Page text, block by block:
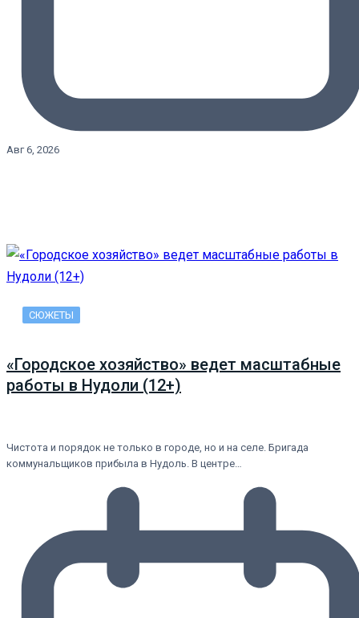
Авг 6, 2026
СЮЖЕТЫ
«Городское хозяйство» ведет масштабные
работы в Нудоли (12+)
Чистота и порядок не только в городе, но и на селе. Бригада
коммунальщиков прибыла в Нудоль. В центре…